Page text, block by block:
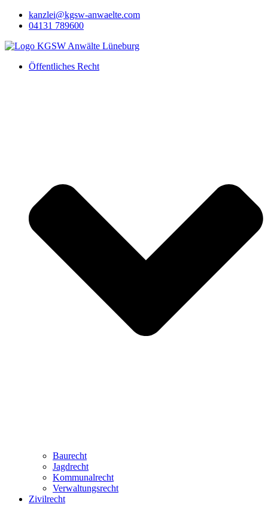
Zum
Inhalt
kanzlei@kgsw-anwaelte.com
04131 789600
Öffentliches Recht
Baurecht
Jagdrecht
Kommunalrecht
Verwaltungsrecht
Zivilrecht